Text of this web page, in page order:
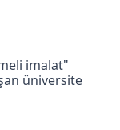
imalat"
üniversite